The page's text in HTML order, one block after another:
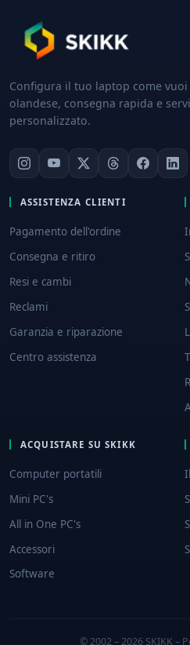
Configura il tuo laptop come vuoi
olandese, consegna rapida e
personalizzato.
ASSISTENZA CLIENTI
Pagamento dell'ordine
Consegna e ritiro
Resi e cambi
Reclami
Garanzia e riparazione
Centro assistenza
ACQUISTARE SU SKIKK
Computer portatili
Mini PC's
All in One PC's
Accessori
Software
© 2002 – 2026 SKIKK –